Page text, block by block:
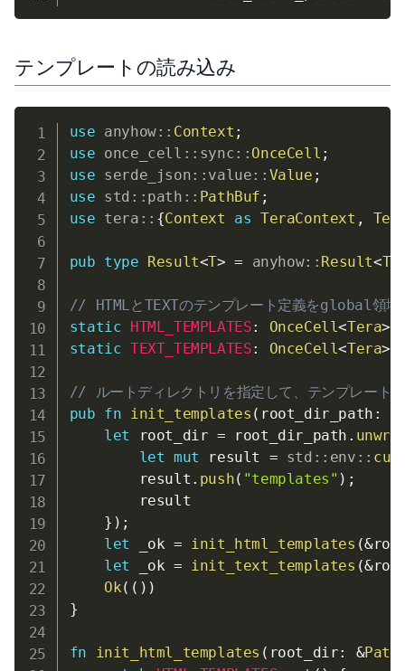
テンプレートの読み込み
use anyhow:: Context ;
use once_cell :: sync:: OnceCell ;
use serde_json:: value:: Value ;
use std :: path :: PathBuf ;
use tera :: {Context as TeraContext ,
pub type Result<T> = anyhow:: Result<T
// HTMLとTEXTのテンプレート定義をglobal領域
static HTML_TEMPLATES: OnceCell<Tera>
static TEXT_TEMPLATES: OnceCell<Tera>
// ルートディレクトリを指定して、テンプレート
pub fn init_templates ( root_dir_path :
let
root_dir = root_dir_path .
let mut result = std :: env ::
        result
. push( "templates" ) ;
        result
} ) ;
let
_ok = init_html_templates (&
let
_ok = init_text_templates (&
Ok( ( ) )
}
fn init_html_templates ( root_dir: &